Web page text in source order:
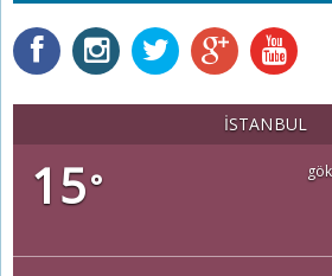
İSTANBUL
15°